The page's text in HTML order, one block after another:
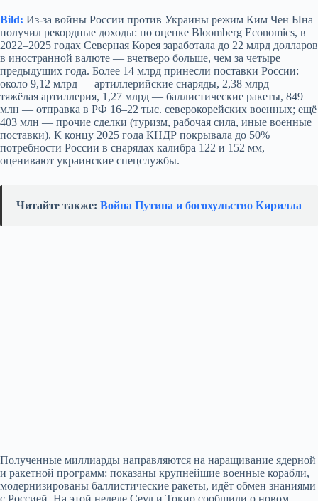
Bild: Из‑за войны России против Украины режим Ким Чен Ына
получил рекордные доходы: по оценке Bloomberg Economics, в
2022–2025 годах Северная Корея заработала до 22 млрд долларов
в иностранной валюте — вчетверо больше, чем за четыре
предыдущих года. Более 14 млрд принесли поставки России:
около 9,12 млрд — артиллерийские снаряды, 2,38 млрд —
тяжёлая артиллерия, 1,27 млрд — баллистические ракеты, 849
млн — отправка в РФ 16–22 тыс. северокорейских военных; ещё
403 млн — прочие сделки (туризм, рабочая сила, иные военные
поставки). К концу 2025 года КНДР покрывала до 50%
потребности России в снарядах калибра 122 и 152 мм,
оценивают украинские спецслужбы.
Читайте также: Война Путина и богохульство Кирилла
Полученные миллиарды направляются на наращивание ядерной
и ракетной программ: показаны крупнейшие военные корабли,
модернизированы баллистические ракеты, идёт обмен знаниями
с Россией. На этой неделе Сеул и Токио сообщили о новом